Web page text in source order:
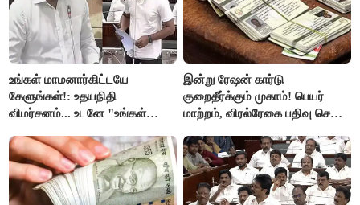
உங்கள் மாமனார்கிட்டயே
கேளுங்கள்!: உதயநிதி
விமர்சனம்... உடனே "உங்கள்
ஆதவ் அர்ஜுனா பதிலடி!
இன்று ரேஷன் கார்டு
குறைதீர்க்கும் முகாம்! பெயர்
மாற்றம், விரல்ரேகை பதிவு செய்ய